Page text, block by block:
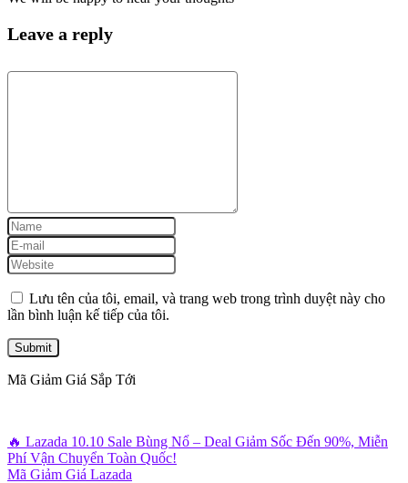
Leave a reply
Lưu tên của tôi, email, và trang web trong trình duyệt này cho
lần bình luận kế tiếp của tôi.
Mã Giảm Giá Sắp Tới
🔥 Lazada 10.10 Sale Bùng Nổ – Deal Giảm Sốc Đến 90%, Miễn
Phí Vận Chuyển Toàn Quốc!
Mã Giảm Giá Lazada